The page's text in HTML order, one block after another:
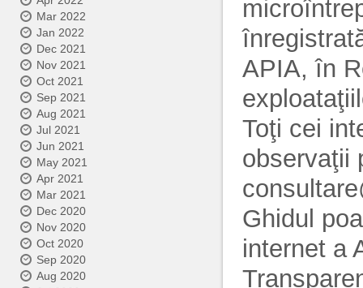
Mar 2022
Jan 2022
Dec 2021
Nov 2021
Oct 2021
Sep 2021
Aug 2021
Jul 2021
Jun 2021
May 2021
Apr 2021
Mar 2021
Dec 2020
Nov 2020
Oct 2020
Sep 2020
Aug 2020
APIA, în
Toţi cei
observaţii
Ghidul
internet a